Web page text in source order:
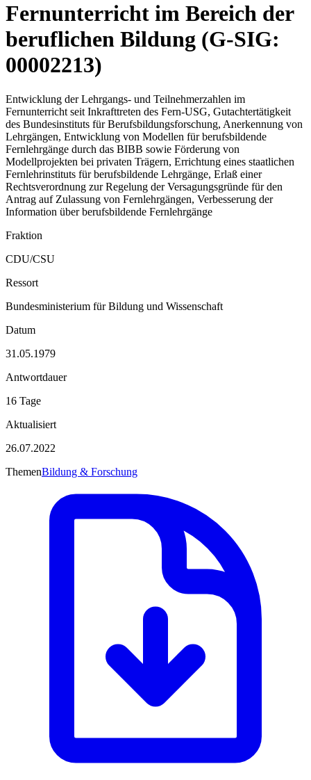
Fernunterricht im Bereich der
beruflichen Bildung (G-SIG:
00002213)
Entwicklung der Lehrgangs- und Teilnehmerzahlen im
Fernunterricht seit Inkrafttreten des Fern-USG, Gutachtertätigkeit
des Bundesinstituts für Berufsbildungsforschung, Anerkennung von
Lehrgängen, Entwicklung von Modellen für berufsbildende
Fernlehrgänge durch das BIBB sowie Förderung von
Modellprojekten bei privaten Trägern, Errichtung eines staatlichen
Fernlehrinstituts für berufsbildende Lehrgänge, Erlaß einer
Rechtsverordnung zur Regelung der Versagungsgründe für den
Antrag auf Zulassung von Fernlehrgängen, Verbesserung der
Information über berufsbildende Fernlehrgänge
Fraktion
CDU/CSU
Ressort
Bundesministerium für Bildung und Wissenschaft
Datum
31.05.1979
Antwortdauer
16 Tage
Aktualisiert
26.07.2022
ThemenBildung & Forschung